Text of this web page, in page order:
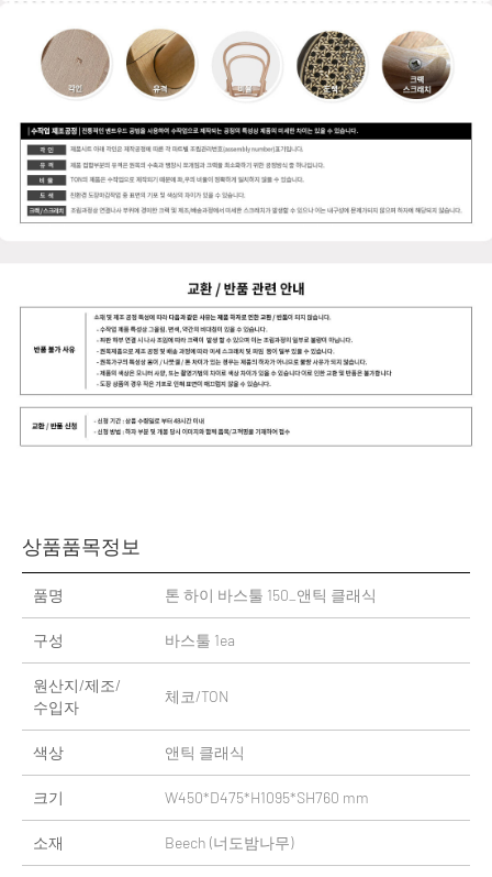
상품품목정보
품명 톤 하이 바스툴 150_앤틱 클래식
구성 바스툴 1ea
원산지/제조/
수입자
체코/TON
색상 앤틱 클래식
크기 W450*D475*H1095*SH760 mm
소재 Beech (너도밤나무)